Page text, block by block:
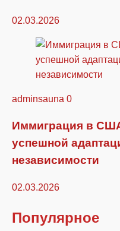
02.03.2026
adminsauna 0
Иммиграция в
успешной
независимости
02.03.2026
Популярное